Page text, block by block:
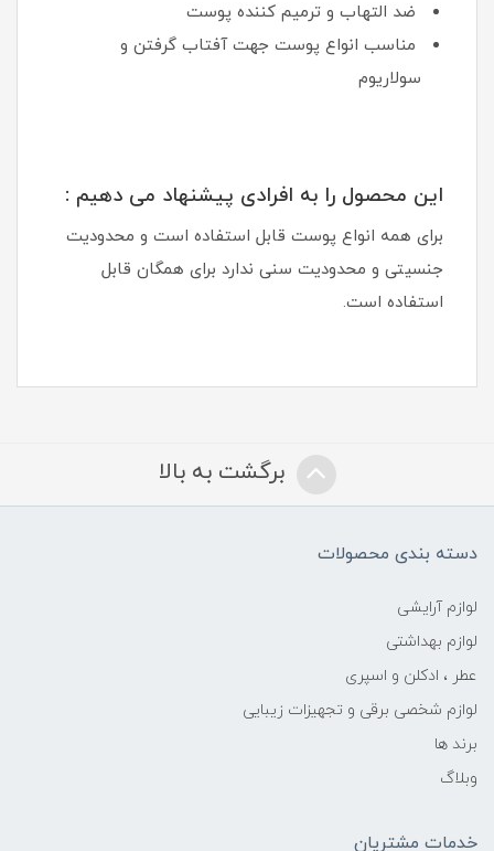
ضد التهاب و ترمیم کننده پوست
مناسب انواع پوست جهت آفتاب گرفتن و
سولاریوم
این محصول را به افرادی پیشنهاد می دهیم :
برای همه انواع پوست قابل استفاده است و محدودیت
جنسیتی و محدودیت سنی ندارد برای همگان قابل
استفاده است.
برگشت به بالا
دسته بندی محصولات
لوازم آرایشی
لوازم بهداشتی
عطر ، ادکلن و اسپری
لوازم شخصی برقی و تجهیزات زیبایی
برند ها
وبلاگ
خدمات مشتریان